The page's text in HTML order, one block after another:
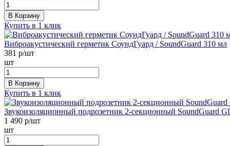
В Корзину
Купить в 1 клик
Виброакустический герметик СоундГуард / SoundGuard 310 мл
381 р/шт
шт
В Корзину
Купить в 1 клик
Звукоизоляционный подрозетник 2-секционный SoundGuard
1 490 р/шт
шт